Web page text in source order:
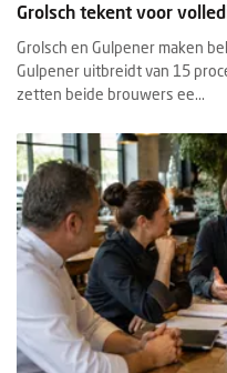
Grolsch tekent voor
Grolsch en Gulpener maken
Gulpener uitbreidt van 15
zetten beide brouwers ee...